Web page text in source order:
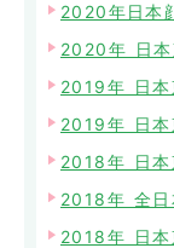
2020年日本
2020年 日本
2019年 日本
2019年 日本
2018年 日本
2018年 全日
2018年 日本